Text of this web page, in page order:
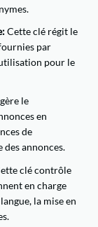
:Cette clé régit le
par
pour le
le
en
de
annonces.
clé contrôle
en charge
la mise en